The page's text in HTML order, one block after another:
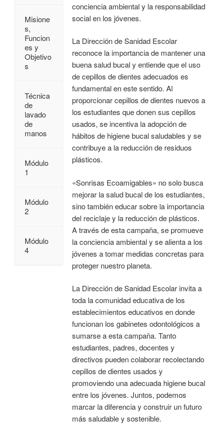
conciencia ambiental y la responsabilidad
social en los jóvenes.
La Dirección de Sanidad Escolar
reconoce la importancia de mantener una
buena salud bucal y entiende que el uso
de cepillos de dientes adecuados es
fundamental en este sentido. Al
proporcionar cepillos de dientes nuevos a
los estudiantes que donen sus cepillos
usados, se incentiva la adopción de
hábitos de higiene bucal saludables y se
contribuye a la reducción de residuos
plásticos.
«Sonrisas Ecoamigables» no solo busca
mejorar la salud bucal de los estudiantes,
sino también educar sobre la importancia
del reciclaje y la reducción de plásticos.
A través de esta campaña, se promueve
la conciencia ambiental y se alienta a los
jóvenes a tomar medidas concretas para
proteger nuestro planeta.
La Dirección de Sanidad Escolar invita a
toda la comunidad educativa de los
establecimientos educativos en donde
funcionan los gabinetes odontológicos a
sumarse a esta campaña. Tanto
estudiantes, padres, docentes y
directivos pueden colaborar recolectando
cepillos de dientes usados y
promoviendo una adecuada higiene bucal
entre los jóvenes. Juntos, podemos
marcar la diferencia y construir un futuro
más saludable y sostenible.
Misione
s,
Funcion
es y
Objetivo
s
Técnica
de
lavado
de
manos
Módulo
1
Módulo
2
Módulo
4